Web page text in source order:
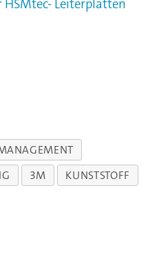
Leiterplatten
3M
KUNSTSTOFF